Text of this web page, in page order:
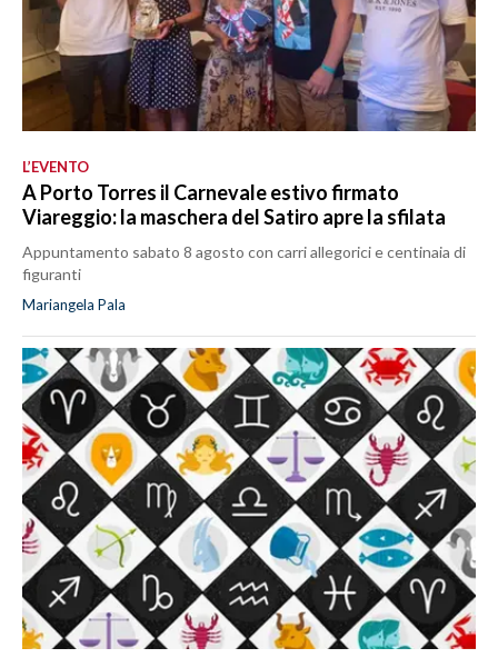
L’EVENTO
A Porto Torres il Carnevale estivo firmato
Viareggio: la maschera del Satiro apre la sfilata
Appuntamento sabato 8 agosto con carri allegorici e centinaia di
figuranti
Mariangela Pala